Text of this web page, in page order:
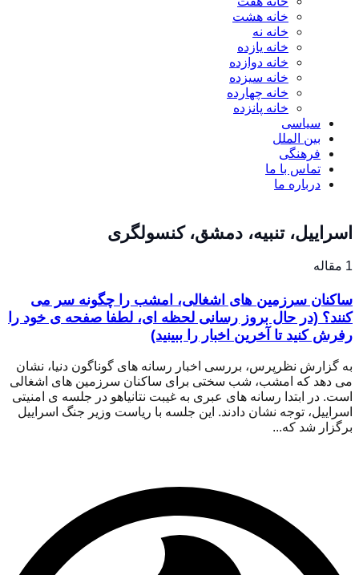
خانه هشت
خانه نه
خانه یازده
خانه دوازده
خانه سیزده
خانه چهارده
خانه پانزده
سیاسی
بین الملل
فرهنگی
تماس با ما
درباره ما
اسراییل، تنبیه، دمشق، کنسولگری
1 مقاله
ساکنان سرزمین های اشغالی، امشب را چگونه سر می
کنند؟ (در حال بروز رسانی لحظه ای، لطفا صفحه ی خود را
رفرش کنید تا آخرین اخبار را ببینید)
به گزارش نظرپرس، بررسی اخبار رسانه های گوناگون دنیا، نشان
می دهد که امشب، شب سختی برای ساکنان سرزمین های اشغالی
است. در ابتدا رسانه های عبری به غیبت نتانیاهو در جلسه ی امنیتی
اسراییل، توجه نشان دادند. این جلسه با ریاست وزیر جنگ اسراییل
برگزار شد که...